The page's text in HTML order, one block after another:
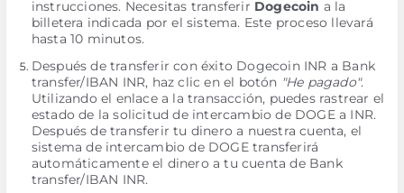
instrucciones. Necesitas transferir Dogecoin a la
billetera indicada por el sistema. Este proceso llevará
hasta 10 minutos.
Después de transferir con éxito Dogecoin INR a Bank
transfer/IBAN INR, haz clic en el botón "He pagado".
Utilizando el enlace a la transacción, puedes rastrear el
estado de la solicitud de intercambio de DOGE a INR.
Después de transferir tu dinero a nuestra cuenta, el
sistema de intercambio de DOGE transferirá
automáticamente el dinero a tu cuenta de Bank
transfer/IBAN INR.